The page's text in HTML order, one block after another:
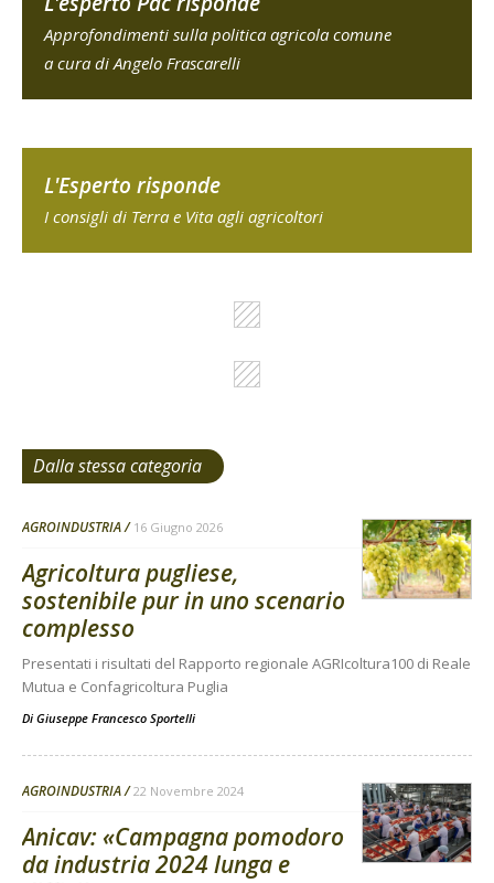
Approfondimenti sulla politica agricola comune
a cura di Angelo Frascarelli
L'Esperto risponde
I consigli di Terra e Vita agli agricoltori
Dalla stessa categoria
AGROINDUSTRIA 16 Giugno 2026
Agricoltura pugliese,
sostenibile pur in uno scenario
complesso
Presentati i risultati del Rapporto regionale AGRIcoltura100 di Reale
Mutua e Confagricoltura Puglia
Di Giuseppe Francesco Sportelli
AGROINDUSTRIA 22 Novembre 2024
Anicav: «Campagna pomodoro
da industria 2024 lunga e